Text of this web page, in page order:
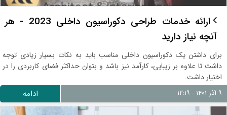
ارائه خدمات طراحی دکوراسیون داخلی 2023 - هر
آنچه نیاز دارید
برای داشتن یک دکوراسیون داخلی مناسب باید به نکات بسیار زیادی توجه
داشت تا علاوه بر زیبایی، کارآمد نیز باشد و بتوان حداکثر فضای کاربردی را در
اختیار داشت.
ادامه